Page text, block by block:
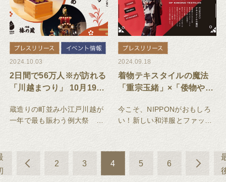
を開催します。
2024.10.03
2日間で56万人※が訪れる
「川越まつり」 10月19日
番街の裏庭「足湯」と秋
限定「芋」スイーツ＆ド
蔵造りの町並み小江戸川越が
一年で最も賑わう例大祭 和
ニューが新登場！
2024.09.18
着物テキスタイルの魔法
「重宗玉緒」×「倭物やカ
テム追加、晴雨兼用傘が
新登場。
今こそ、NIPPONがおもしろ
い！新しい和洋服とファッシ
2 3 4 5 6